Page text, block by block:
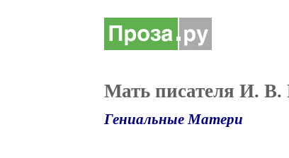
Мать писателя И. В.
Гениальные Матери